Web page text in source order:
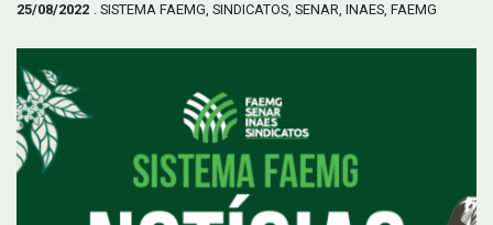
25/08/2022 . SISTEMA FAEMG, SINDICATOS, SENAR, INAES, FAEMG